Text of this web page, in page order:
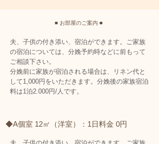
■ お部屋のご案内 ■
夫、子供の付き添い、宿泊ができます。ご家族
の宿泊については、分娩予約時などに前もって
ご相談下さい。
分娩前に家族が宿泊される場合は、リネン代と
して1,000円を​いただきます。 分娩後の家族宿泊
料は1泊2.000円/人です。
◆A個室 12㎡（洋室）：1日料金 0円